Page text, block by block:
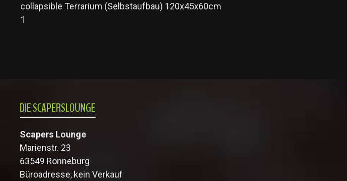
collapsible Terrarium (Selbstaufbau) 120x45x60cm
1
DIE SCAPERSLOUNGE
Scapers Lounge
Marienstr. 23
63549 Ronneburg
Büroadresse, kein Verkauf